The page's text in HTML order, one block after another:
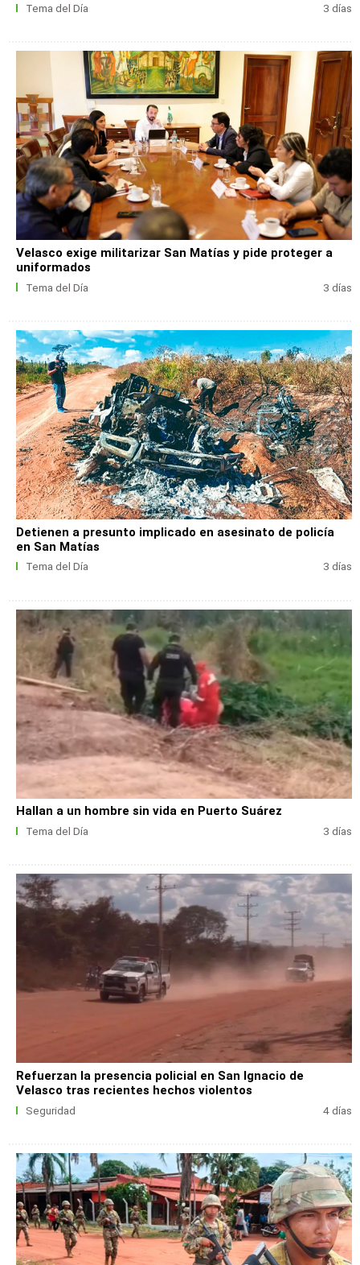
Tema del Día 3 días
Velasco exige militarizar San Matías y pide proteger a
uniformados
Tema del Día 3 días
Detienen a presunto implicado en asesinato de policía
en San Matías
Tema del Día 3 días
Hallan a un hombre sin vida en Puerto Suárez
Tema del Día 3 días
Refuerzan la presencia policial en San Ignacio de
Velasco tras recientes hechos violentos
Seguridad 4 días